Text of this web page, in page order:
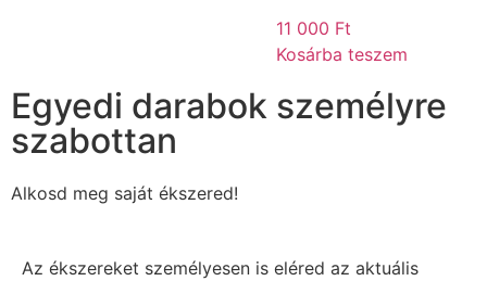
11 000 Ft
Kosárba teszem
Egyedi darabok személyre
szabottan
Alkosd meg saját ékszered!
Az ékszereket személyesen is eléred az aktuális